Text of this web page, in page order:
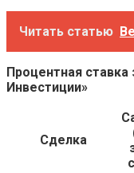
Читать статью
Процентная ставка
Инвестиции»
Сделка